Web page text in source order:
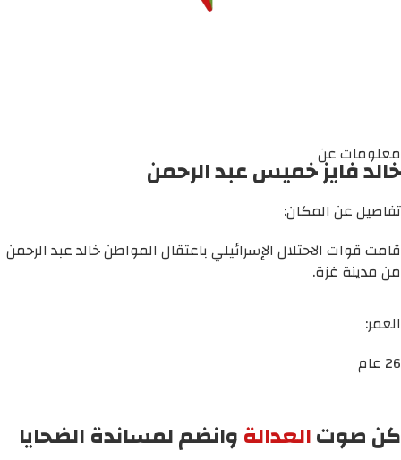
معلومات عن
خالد فايز خميس عبد الرحمن
تفاصيل عن المكان:
قامت قوات الاحتلال الإسرائيلي باعتقال المواطن خالد عبد الرحمن
من مدينة غزة.
العمر:
26 عام
كن صوتالعدالةوانضم لمساندة الضحايا